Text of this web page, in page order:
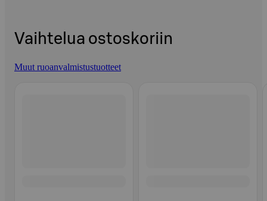
Vaihtelua ostoskoriin
Muut ruoanvalmistustuotteet